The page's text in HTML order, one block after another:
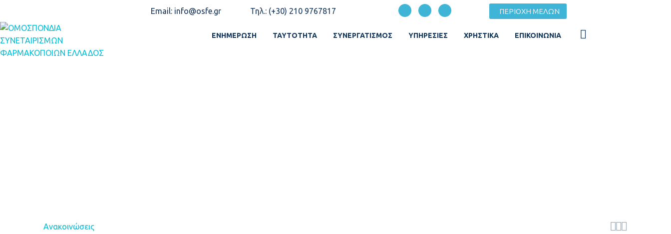
Email: info@osfe.gr Τηλ.: (+30) 210 9767817 ΠΕΡΙΟΧΗ ΜΕΛΩΝ
ΕΝΗΜΈΡΩΣΗ ΤΑΥΤΌΤΗΤΑ ΣΥΝΕΡΓΑΤΙΣΜΌΣ ΥΠΗΡΕΣΙΕΣ ΧΡΗΣΤΙΚΆ ΕΠΙΚΟΙΝΩΝΊΑ

Ανακοινώσεις